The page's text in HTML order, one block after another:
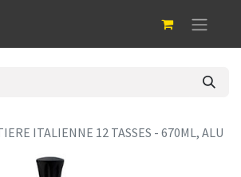
ITALIENNE 12 TASSES - 670ML, ALU